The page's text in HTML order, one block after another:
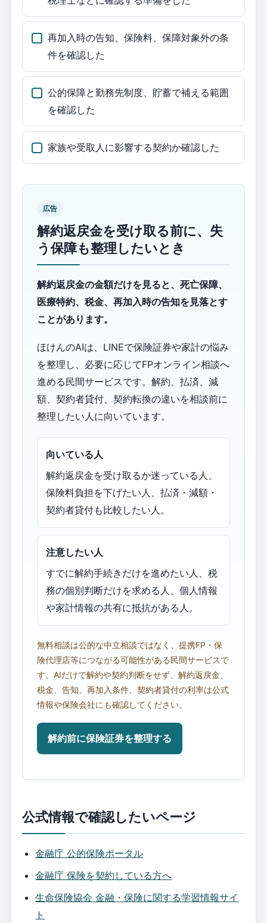
再加入時の告知、保険料、保障対象外の条
件を確認した
公的保障と勤務先制度、貯蓄で補える範囲
を確認した
家族や受取人に影響する契約か確認した
広告
解約返戻金を受け取る前に、失
う保障も整理したいとき
解約返戻金の金額だけを見ると、死亡保障、
医療特約、税金、再加入時の告知を見落とす
ことがあります。
ほけんのAIは、LINEで保険証券や家計の悩み
を整理し、必要に応じてFPオンライン相談へ
進める民間サービスです。解約、払済、減
額、契約者貸付、契約転換の違いを相談前に
整理したい人に向いています。
向いている人
解約返戻金を受け取るか迷っている人、
保険料負担を下げたい人、払済・減額・
契約者貸付も比較したい人。
注意したい人
すでに解約手続きだけを進めたい人、税
務の個別判断だけを求める人、個人情報
や家計情報の共有に抵抗がある人。
無料相談は公的な中立相談ではなく、提携FP・保
険代理店等につながる可能性がある民間サービスで
す。AIだけで解約や契約判断をせず、解約返戻金、
税金、告知、再加入条件、契約者貸付の利率は公式
情報や保険会社にも確認してください。
解約前に保険証券を整理する
公式情報で確認したいページ
金融庁 公的保険ポータル
金融庁 保険を契約している方へ
生命保険協会 金融・保険に関する学習情報サイ
ト